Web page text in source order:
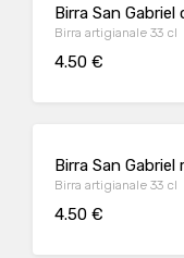
Birra San Gabriel
Birra artigianale 33 cl
4.50 €
Birra San Gabriel
Birra artigianale 33 cl
4.50 €